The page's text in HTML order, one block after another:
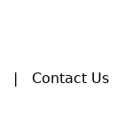
Contact Us